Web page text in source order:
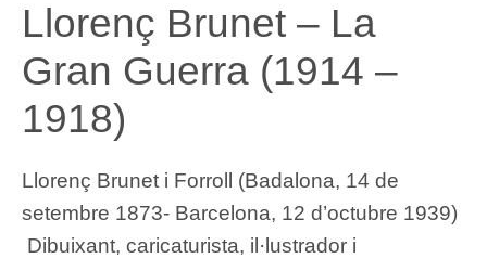
Llorenç Brunet – La
Gran Guerra (1914 –
1918)
Llorenç Brunet i Forroll (Badalona, 14 de
setembre 1873- Barcelona, 12 d’octubre 1939)
Dibuixant, caricaturista, il·lustrador i